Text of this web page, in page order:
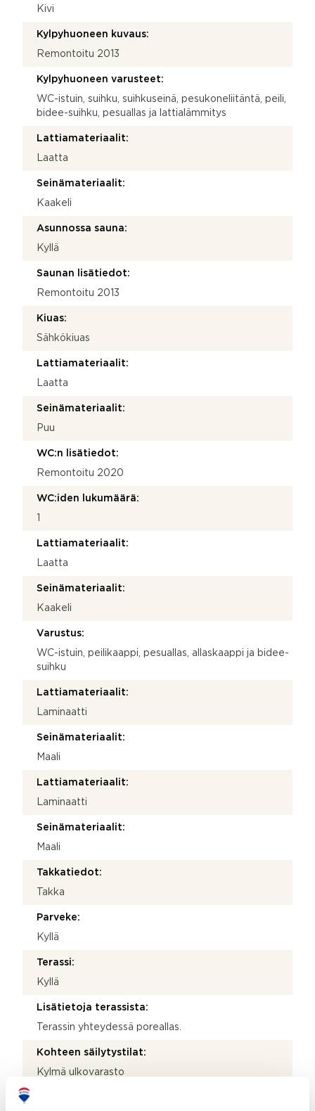
Kivi
Kylpyhuoneen kuvaus:
Remontoitu 2013
Kylpyhuoneen varusteet:
WC-istuin, suihku, suihkuseinä, pesukoneliitäntä, peili,
bidee-suihku, pesuallas ja lattialämmitys
Lattiamateriaalit:
Laatta
Seinämateriaalit:
Kaakeli
Asunnossa sauna:
Kyllä
Saunan lisätiedot:
Remontoitu 2013
Kiuas:
Sähkökiuas
Lattiamateriaalit:
Laatta
Seinämateriaalit:
Puu
WC:n lisätiedot:
Remontoitu 2020
WC:iden lukumäärä:
Lattiamateriaalit:
Laatta
Seinämateriaalit:
Kaakeli
Varustus:
WC-istuin, peilikaappi, pesuallas, allaskaappi ja bidee-
suihku
Lattiamateriaalit:
Laminaatti
Seinämateriaalit:
Maali
Lattiamateriaalit:
Laminaatti
Seinämateriaalit:
Maali
Takkatiedot:
Takka
Parveke:
Kyllä
Terassi:
Kyllä
Lisätietoja terassista:
Terassin yhteydessä poreallas.
Kohteen säilytystilat:
Kylmä ulkovarasto